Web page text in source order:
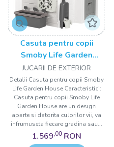
Casuta pentru copii
Smoby Life Garden
House
JUCARII DE EXTERIOR
Detalii Casuta pentru copii Smoby
Life Garden House Caracteristici:
Casuta pentru copii Smoby Life
Garden House are un design
aparte si datorita culorilor vii, va
infrumuseta fiecare gradina sau...
1.569,00 RON